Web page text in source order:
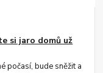
si jaro domů už
počasí, bude sněžit a